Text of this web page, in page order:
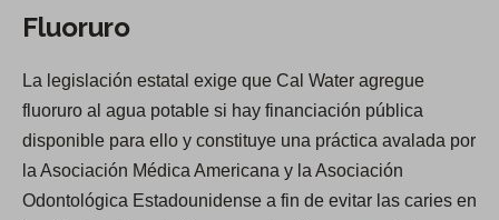
Fluoruro
La legislación estatal exige que Cal Water agregue
fluoruro al agua potable si hay financiación pública
disponible para ello y constituye una práctica avalada por
la Asociación Médica Americana y la Asociación
Odontológica Estadounidense a fin de evitar las caries en